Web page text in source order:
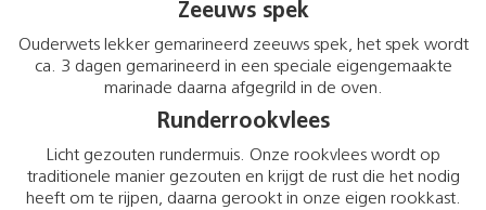
Zeeuws spek
Ouderwets lekker gemarineerd zeeuws spek, het spek wordt
ca. 3 dagen gemarineerd in een speciale eigengemaakte
marinade daarna afgegrild in de oven.
Runderrookvlees
Licht gezouten rundermuis. Onze rookvlees wordt op
traditionele manier gezouten en krijgt de rust die het nodig
heeft om te rijpen, daarna gerookt in onze eigen rookkast.